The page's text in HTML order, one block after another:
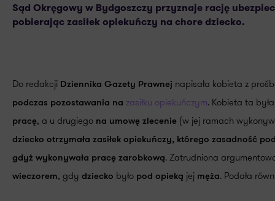
Sąd Okręgowy w Bydgoszczy przyznaje rację
pobierając zasiłek opiekuńczy na chore dziecko.
Do redakcji Dziennika Gazety Prawnej napisała kobieta z
podczas pozostawania na zasiłku opiekuńczym. Kobieta ta
pracę, a u drugiego na umowę zlecenie (w jej ramach
dziecko otrzymała zasiłek opiekuńczy, którego zasadność
gdyż wykonywała pracę zarobkową. Zatrudniona
wieczorem, gdy dziecko było pod opieką jej męża. Podała